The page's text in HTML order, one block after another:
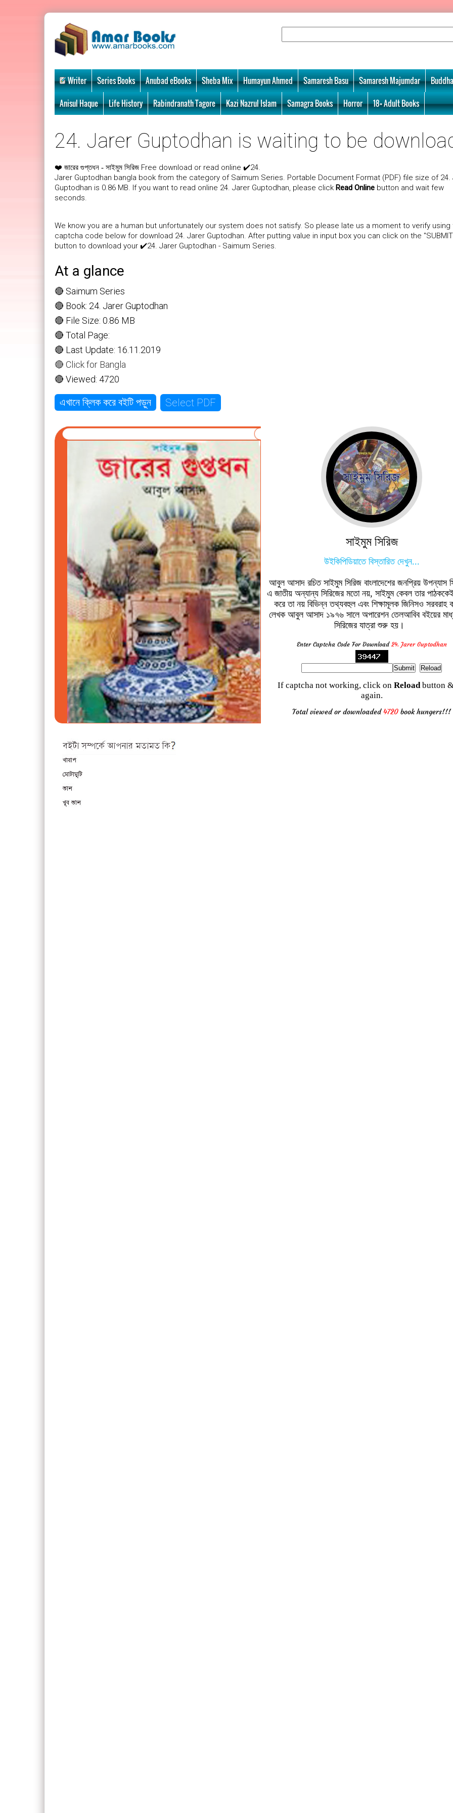
Writer Series Books Anubad eBooks Sheba Mix Humayun Ahmed Samaresh Basu Samaresh Majumdar
Anisul Haque Life History Rabindranath Tagore Kazi Nazrul Islam Samagra Books Horror 18+ Adult Books
24. Jarer Guptodhan is waiting to be
❤️ জারের গুপ্তধন - সাইমুম সিরিজ Free download or read online ✔️24.
Jarer Guptodhan bangla book from the category of Saimum Series. Portable Document Format (PDF) file size of 24.
Guptodhan is 0.86 MB. If you want to read online 24. Jarer Guptodhan, please click Read Online button and wait few
seconds.
We know you are a human but unfortunately our system does not satisfy. So please late us a moment to verify using
captcha code below for download 24. Jarer Guptodhan. After putting value in input box you can click on the
button to download your ✔️24. Jarer Guptodhan - Saimum Series.
At a glance
🔴 Saimum Series
🔴 Book: 24. Jarer Guptodhan
🔴 File Size: 0.86 MB
🔴 Total Page:
🔴 Last Update: 16.11.2019
🔴 Click for Bangla
🔴 Viewed: 4720
এখানে ক্লিক করে বইটি পড়ুন Select PDF
সাইমুম সিরিজ
উইকিপিডিয়াতে বিস্তারিত দেখুন...
আবুল আসাদ রচিত সাইমুম সিরিজ বাংলাদেশের জনপ্রিয় উপন্যাস
এ জাতীয় অন্যান্য সিরিজের মতো নয়, সাইমুম কেবল তার
করে তা নয় বিভিন্ন তথ্যবহুল এবং শিক্ষামূলক জিনিসও
লেখক আবুল আসাদ ১৯৭৬ সালে অপারেশন তেলআবিব বইয়ের
সিরিজের যাত্রা শুরু হয়।
Enter Captcha Code For Download 24. Jarer Guptodhan
If captcha not working, click on Reloadbutton
again.
Total viewed or downloaded4720 book hungers!!!